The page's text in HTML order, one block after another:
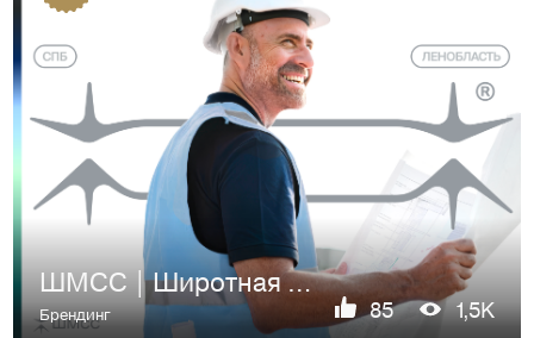
ШМСС | Широтная Магистраль Северной Столицы | Айдентика
Брендинг 85 1,5K